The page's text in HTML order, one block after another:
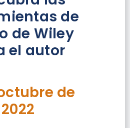
de
de Wiley
el autor
de
2022